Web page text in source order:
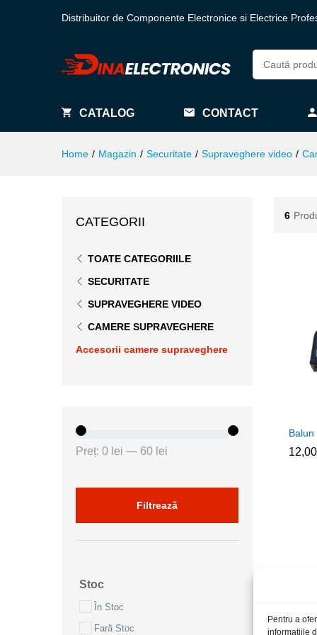
Pentru a
informațiile
Distribuitor de Componente Electronice si Electrice
CATALOG CONTACT
Home / Magazin / Securitate / Supraveghere video /
6
12,00
12,00
CATEGORII
TOATE CATEGORIILE
SECURITATE
SUPRAVEGHERE VIDEO
CAMERE SUPRAVEGHERE
Accesorii camere supraveghere
Filtrează
Preț: 0 lei — 60 lei
Stoc
În Stoc
Fară Stoc